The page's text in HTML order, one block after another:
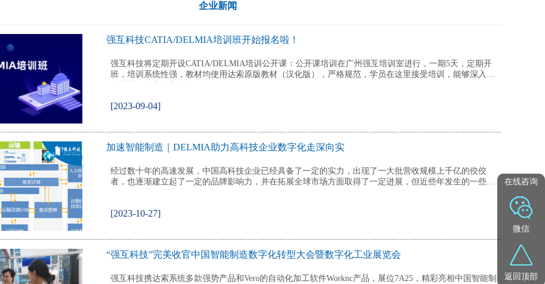
企业新闻
强互科技CATIA/DELMIA培训班开始报名啦！
强互科技将定期开设CATIA/DELMIA培训公开课：公开课培训在广州强互培训室进行，一期5天，定期开
班，培训系统性强，教材均使用达索原版教材（汉化版），严格规范，学员在这里接受培训，能够深入掌
[2023-09-04]
加速智能制造｜DELMIA助力高科技企业数字化走深向实
经过数十年的高速发展，中国高科技企业已经具备了一定的实力，出现了一大批营收规模上千亿的佼佼
者，也逐渐建立起了一定的品牌影响力，并在拓展全球市场方面取得了一定进展，但近些年发生的一些变
[2023-10-27]
“强互科技”完美收官中国智能制造数字化转型大会暨数字化工业展览会
强互科技携达索系统多款强势产品和Vero的自动化加工软件Worknc产品，展位7A25，精彩亮相中国智能制
在线咨询
微信
返回顶部